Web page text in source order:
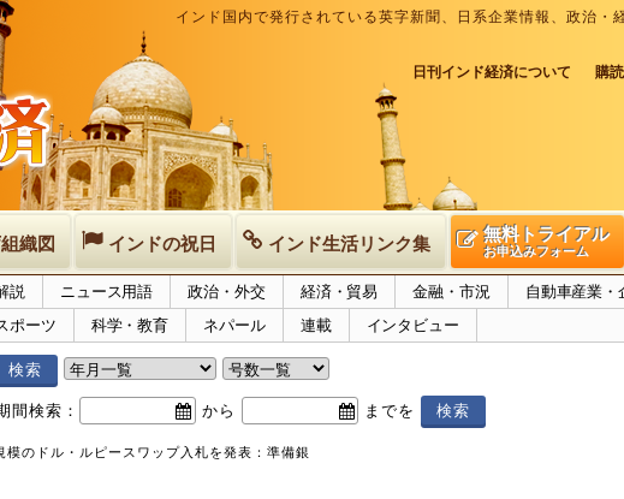
インド国内で発行されている英字新聞、日系企業情報、政治
日刊インド経済について 購
織図 インドの祝日 インド生活リンク集 無料トライアル
お申込みフォーム
説 ニュース用語 政治・外交 経済・貿易 金融・市況
自動車産業・
ポーツ 科学・教育 ネパール 連載 インタビュー
間検索： から までを
模のドル・ルピースワップ入札を発表：準備銀